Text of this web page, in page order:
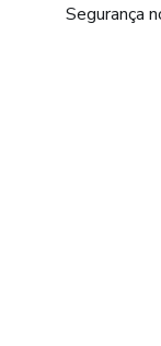
Segurança